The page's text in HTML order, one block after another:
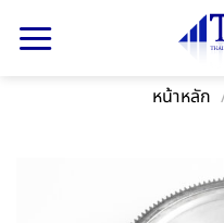
หน้าหลัก